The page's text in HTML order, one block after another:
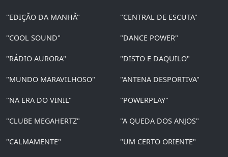
"EDIÇÃO DA MANHÃ" "CENTRAL DE ESCUTA"
"COOL SOUND" "DANCE POWER"
"RÁDIO AURORA" "DISTO E DAQUILO"
"MUNDO MARAVILHOSO" "ANTENA DESPORTIVA"
"NA ERA DO VINIL" "POWERPLAY"
"CLUBE MEGAHERTZ" "A QUEDA DOS ANJOS"
"CALMAMENTE" "UM CERTO ORIENTE"